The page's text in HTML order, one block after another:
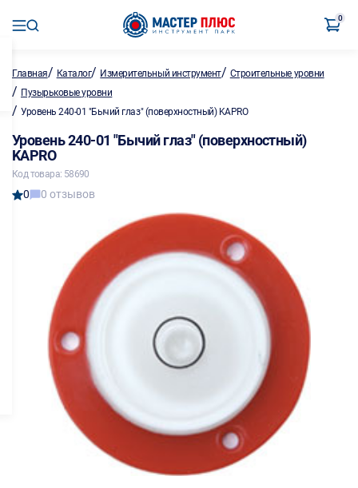
0
Главная/ Каталог/ Измерительный инструмент/ Строительные уровни
/ Пузырьковые уровни
/ Уровень 240-01 "Бычий глаз" (поверхностный) KAPRO
Уровень 240-01 "Бычий глаз" (поверхностный)
KAPRO
Код товара: 58690
0 0 отзывов